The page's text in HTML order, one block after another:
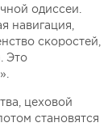
одиссеи.
навигация,
скоростей,
Это
цеховой
становятся